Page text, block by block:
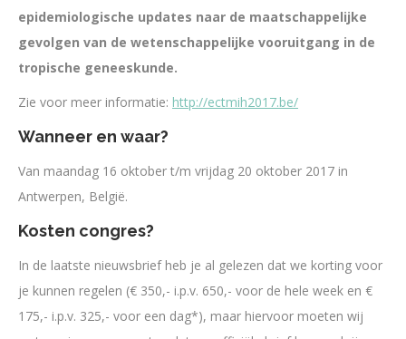
epidemiologische updates naar de maatschappelijke
gevolgen van de wetenschappelijke vooruitgang in de
tropische geneeskunde.
Zie voor meer informatie: http://ectmih2017.be/
Wanneer en waar?
Van maandag 16 oktober t/m vrijdag 20 oktober 2017 in
Antwerpen, België.
Kosten congres?
In de laatste nieuwsbrief heb je al gelezen dat we korting voor
je kunnen regelen (€ 350,- i.p.v. 650,- voor de hele week en €
175,- i.p.v. 325,- voor een dag*), maar hiervoor moeten wij